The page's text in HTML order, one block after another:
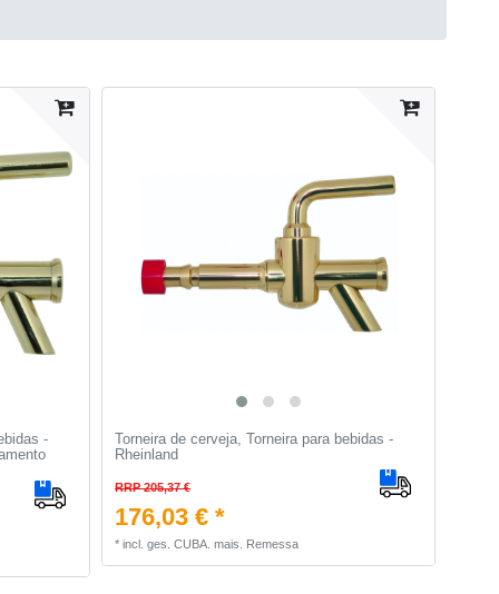
-
Torneira de cerveja, Torneira para bebidas -
Rheinland
RRP 205,37 €
176,03 € *
*incl. ges. CUBA. mais. Remessa